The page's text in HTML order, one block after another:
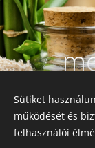
Sütiket
működését és
felhasználói